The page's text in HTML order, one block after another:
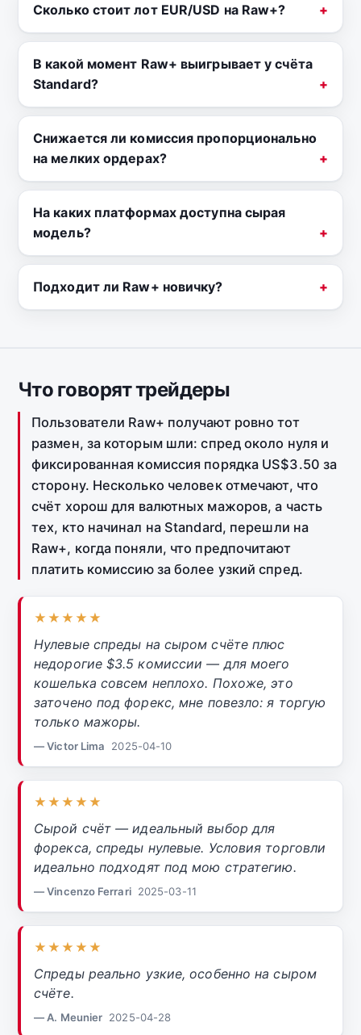
Сколько стоит лот EUR/USD на Raw+?
В какой момент Raw+ выигрывает у счёта
Standard?
Снижается ли комиссия пропорционально
на мелких ордерах?
На каких платформах доступна сырая
модель?
Подходит ли Raw+ новичку?
Что говорят трейдеры
Пользователи Raw+ получают ровно тот
размен, за которым шли: спред около нуля и
фиксированная комиссия порядка US$3.50 за
сторону. Несколько человек отмечают, что
счёт хорош для валютных мажоров, а часть
тех, кто начинал на Standard, перешли на
Raw+, когда поняли, что предпочитают
платить комиссию за более узкий спред.
★★★★★
Нулевые спреды на сыром счёте плюс
недорогие $3.5 комиссии — для моего
кошелька совсем неплохо. Похоже, это
заточено под форекс, мне повезло: я торгую
только мажоры.
— Victor Lima 2025-04-10
★★★★★
Сырой счёт — идеальный выбор для
форекса, спреды нулевые. Условия торговли
идеально подходят под мою стратегию.
— Vincenzo Ferrari 2025-03-11
★★★★★
Спреды реально узкие, особенно на сыром
счёте.
— A. Meunier 2025-04-28